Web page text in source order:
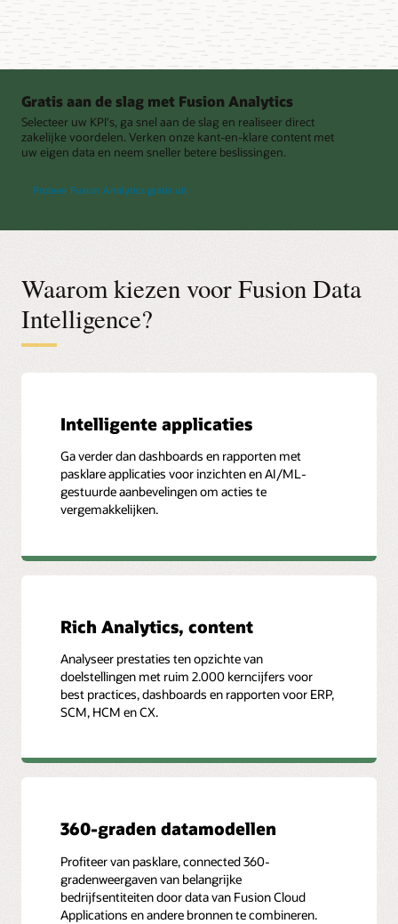
Gratis aan de slag met Fusion Analytics
Selecteer uw KPI's, ga snel aan de slag en realiseer direct
zakelijke voordelen. Verken onze kant-en-klare content met
uw eigen data en neem sneller betere beslissingen.
Probeer Fusion Analytics gratis uit
Waarom kiezen voor Fusion Data
Intelligence?
Intelligente applicaties
Ga verder dan dashboards en rapporten met
pasklare applicaties voor inzichten en AI/ML-
gestuurde aanbevelingen om acties te
vergemakkelijken.
Rich Analytics, content
Analyseer prestaties ten opzichte van
doelstellingen met ruim 2.000 kerncijfers voor
best practices, dashboards en rapporten voor ERP,
SCM, HCM en CX.
360-graden datamodellen
Profiteer van pasklare, connected 360-
gradenweergaven van belangrijke
bedrijfsentiteiten door data van Fusion Cloud
Applications en andere bronnen te combineren.